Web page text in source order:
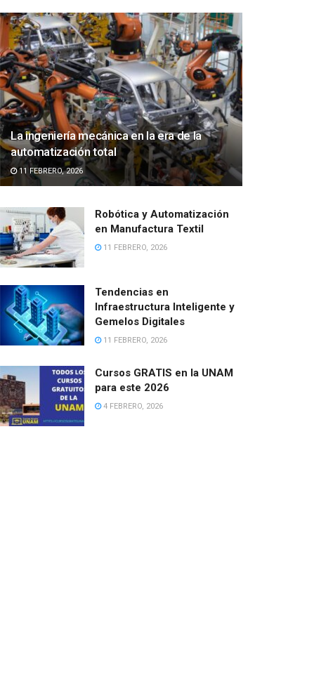
La ingeniería mecánica en la era de la
automatización total
11 FEBRERO, 2026
Robótica y Automatización
en Manufactura Textil
11 FEBRERO, 2026
Tendencias en
Infraestructura Inteligente y
Gemelos Digitales
11 FEBRERO, 2026
Cursos GRATIS en la UNAM
para este 2026
4 FEBRERO, 2026